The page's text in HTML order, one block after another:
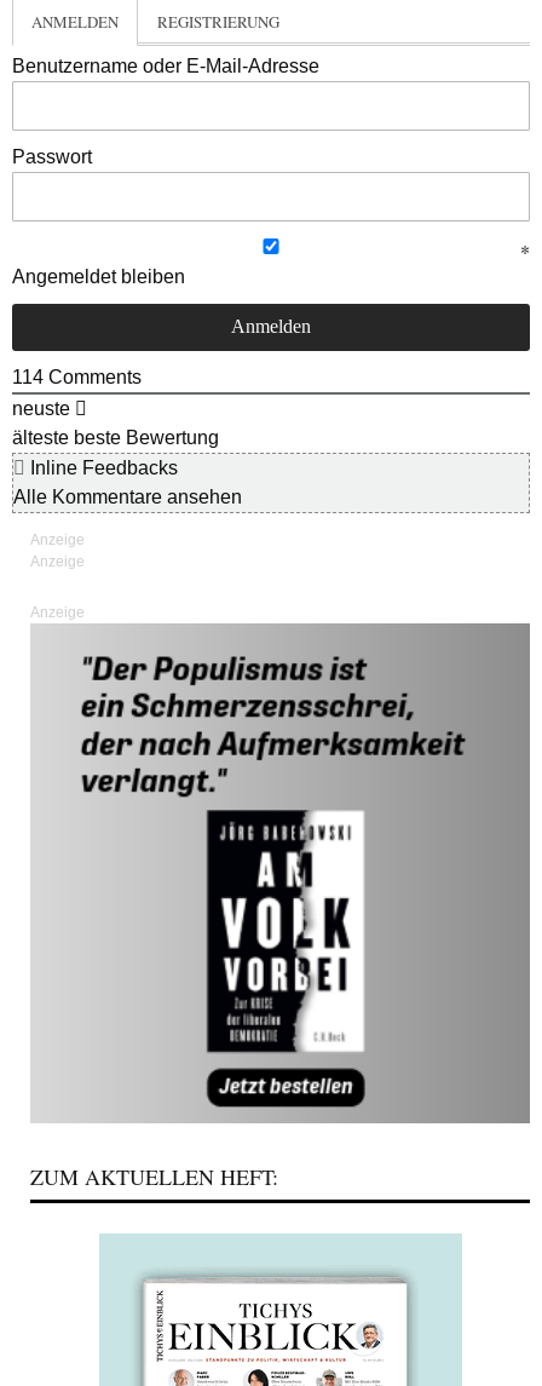
ANMELDEN REGISTRIERUNG
Benutzername oder E-Mail-Adresse
Passwort
Angemeldet bleiben
114 Comments
neuste
älteste beste Bewertung
Inline Feedbacks
Alle Kommentare ansehen
Anzeige
ZUM AKTUELLEN HEFT: